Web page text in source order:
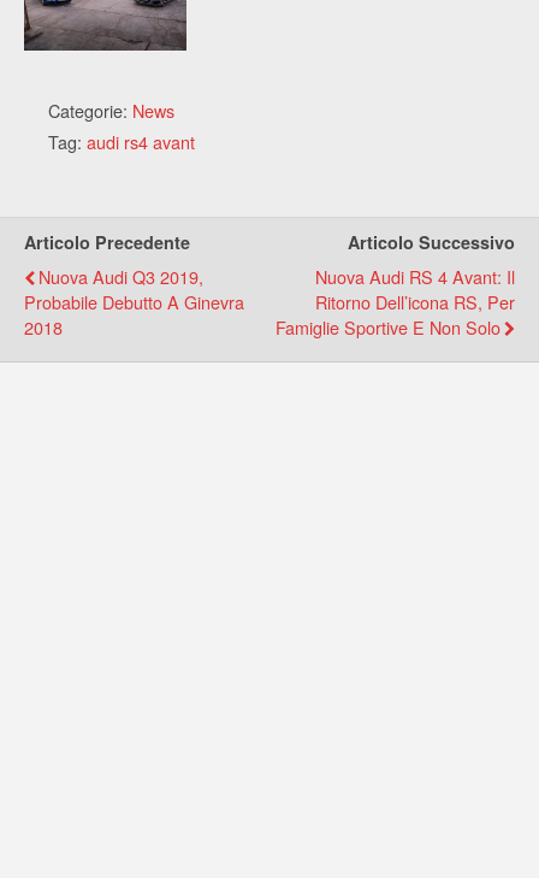
Categorie: News
Tag: audi rs4 avant
Articolo Precedente
Nuova Audi Q3 2019,
Probabile Debutto A Ginevra
2018
Articolo Successivo
Nuova Audi RS 4 Avant: Il
Ritorno Dell’icona RS, Per
Famiglie Sportive E Non Solo